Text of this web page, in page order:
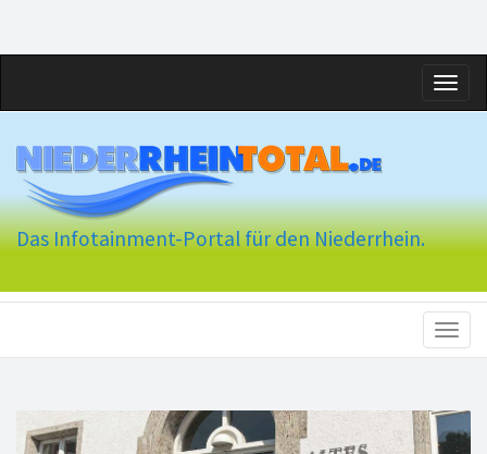
Das Infotainment-Portal für den Niederrhein.